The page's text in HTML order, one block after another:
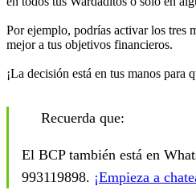
Por ejemplo, podrías activar los tres
mejor a tus objetivos financieros.
¡La decisión está en tus manos para
Recuerda que:
El BCP también está en
993119898. ¡Empieza a